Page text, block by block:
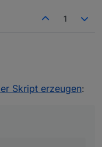
1
ersten Beitrag
Skript erzeugen: